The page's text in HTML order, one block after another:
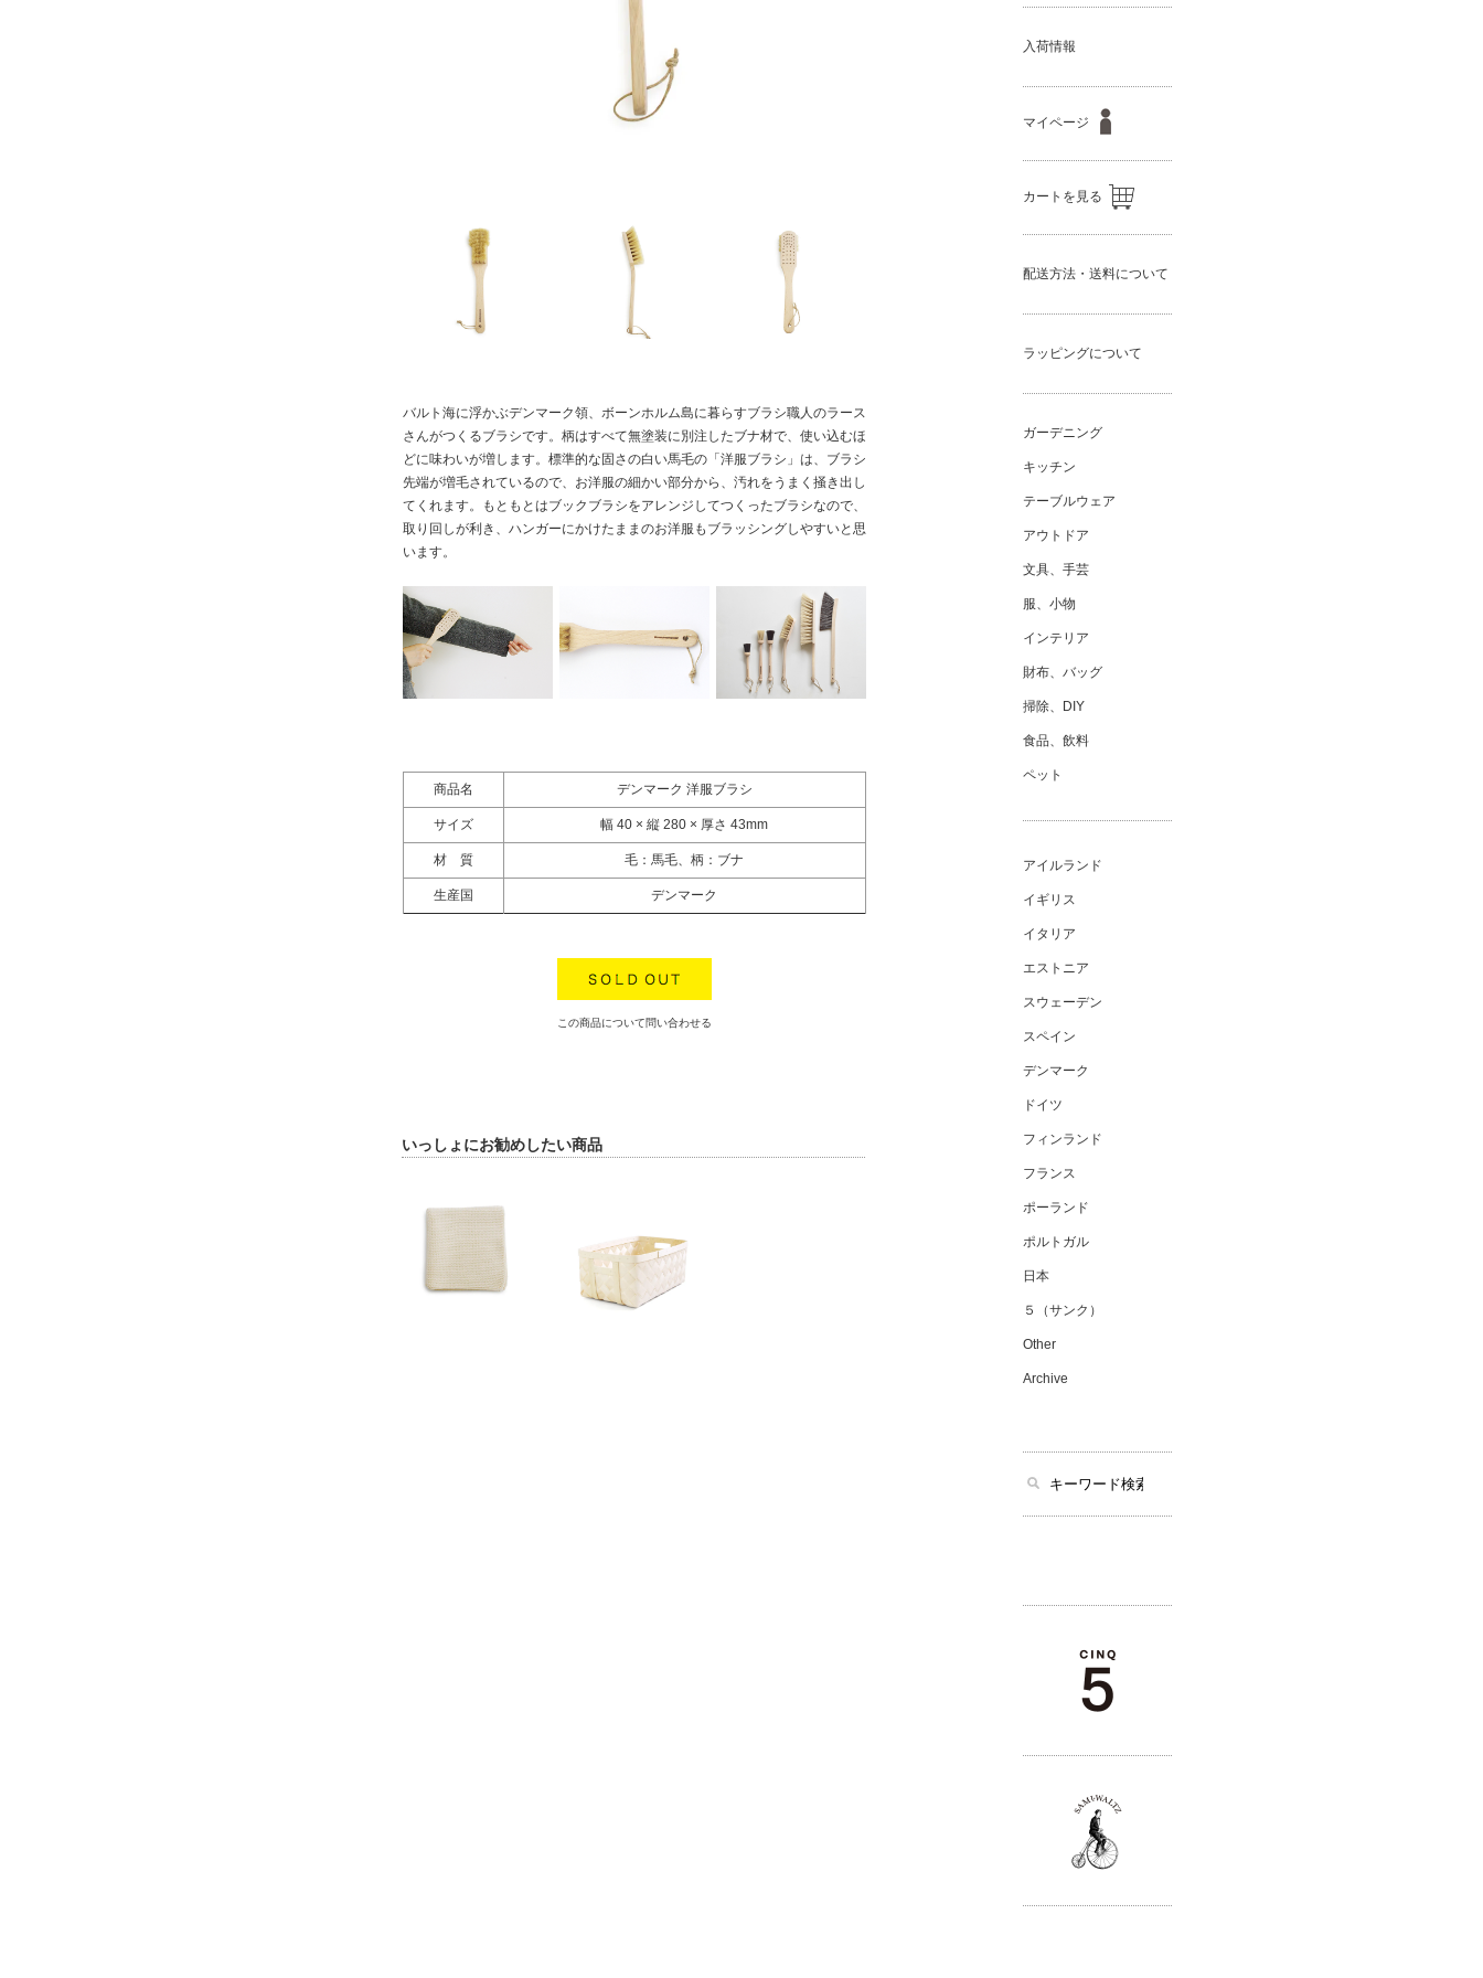
バルト海に浮かぶデンマーク領、ボーンホルム島に暮らすブラシ職人のラース
さんがつくるブラシです。柄はすべて無塗装に別注したブナ材で、使い込むほ
どに味わいが増します。標準的な固さの白い馬毛の「洋服ブラシ」は、ブラシ
先端が増毛されているので、お洋服の細かい部分から、汚れをうまく掻き出し
てくれます。もともとはブックブラシをアレンジしてつくったブラシなので、
取り回しが利き、ハンガーにかけたままのお洋服もブラッシングしやすいと思
います。
商品名 デンマーク 洋服ブラシ
サイズ 幅 40 × 縦 280 × 厚さ 43mm
材 質 毛：馬毛、柄：ブナ
生産国 デンマーク
この商品について問い合わせる
いっしょにお勧めしたい商品
入荷情報
マイページ
カートを見る
配送方法・送料について
ラッピングについて
ガーデニング
キッチン
テーブルウェア
アウトドア
文具、手芸
服、小物
インテリア
財布、バッグ
掃除、DIY
食品、飲料
ペット
アイルランド
イギリス
イタリア
エストニア
スウェーデン
スペイン
デンマーク
ドイツ
フィンランド
フランス
ポーランド
ポルトガル
日本
５（サンク）
Other
Archive